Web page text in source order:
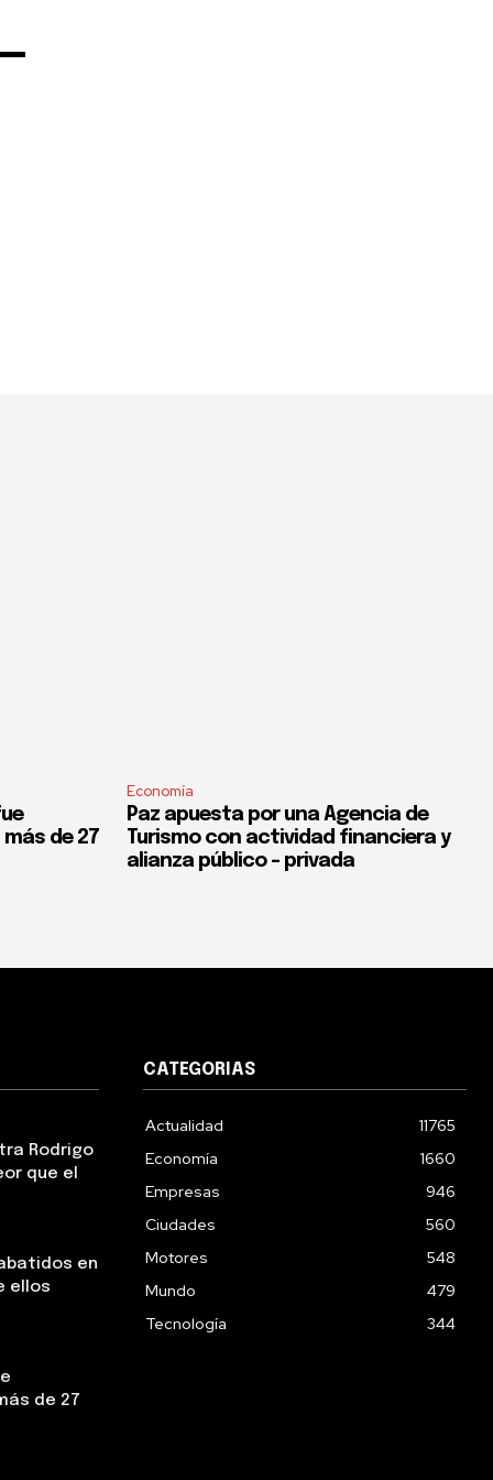
de 27
Economía
Paz apuesta por una Agencia de
Turismo con actividad financiera y
alianza público – privada
Rodrigo
que el
en
ellos
de 27
CATEGORIAS
Actualidad
11765
Economía
1660
Empresas
946
Ciudades
560
Motores
548
Mundo
479
Tecnología
344